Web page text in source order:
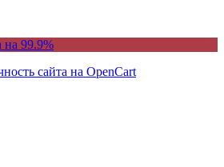
на 99.9%
сайта на OpenCart